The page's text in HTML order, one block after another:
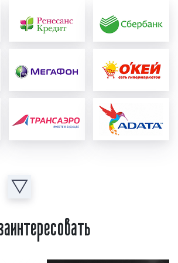
При необходимости в
материал вносятся
корректировки и
с учетом сделанных замечаний;
медиаплана:
после создания и
ролика формируется
рекламы в эфире
который называется
В медиаплане отображается
точное время выхода рекламы,
выходов рекламы в день, общее
рекламной кампании на
в медиаплане может
размещения рекламы на радио;